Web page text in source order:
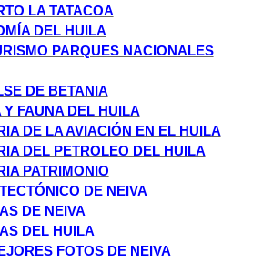
LA TATACOA
DEL HUILA
PARQUES NACIONALES
DE BETANIA
Y FAUNA DEL HUILA
DE LA AVIACIÓN EN EL HUILA
DEL PETROLEO DEL HUILA
PATRIMONIO
DE NEIVA
DE NEIVA
DEL HUILA
FOTOS DE NEIVA